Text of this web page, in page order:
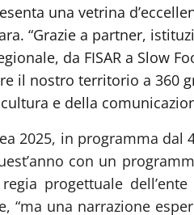
una vetrina
“Grazie a partner,
da FISAR a Slow
il nostro territorio a 360
e della
2025, in programma dal
con un
progettuale
“ma una narrazione